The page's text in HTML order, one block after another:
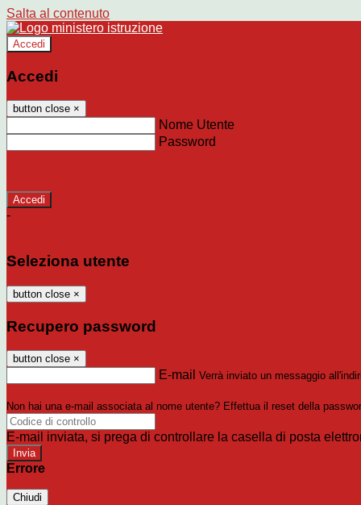
Salta al contenuto
Accedi
Accedi
button close ×
Nome Utente
Password
-
Seleziona utente
button close ×
Recupero password
button close ×
E-mail Verrà inviato un messaggio
Non hai una e-mail associata al nome utente? Effettua il reset della
E-mail inviata, si prega di controllare la casella di posta
Errore
Chiudi